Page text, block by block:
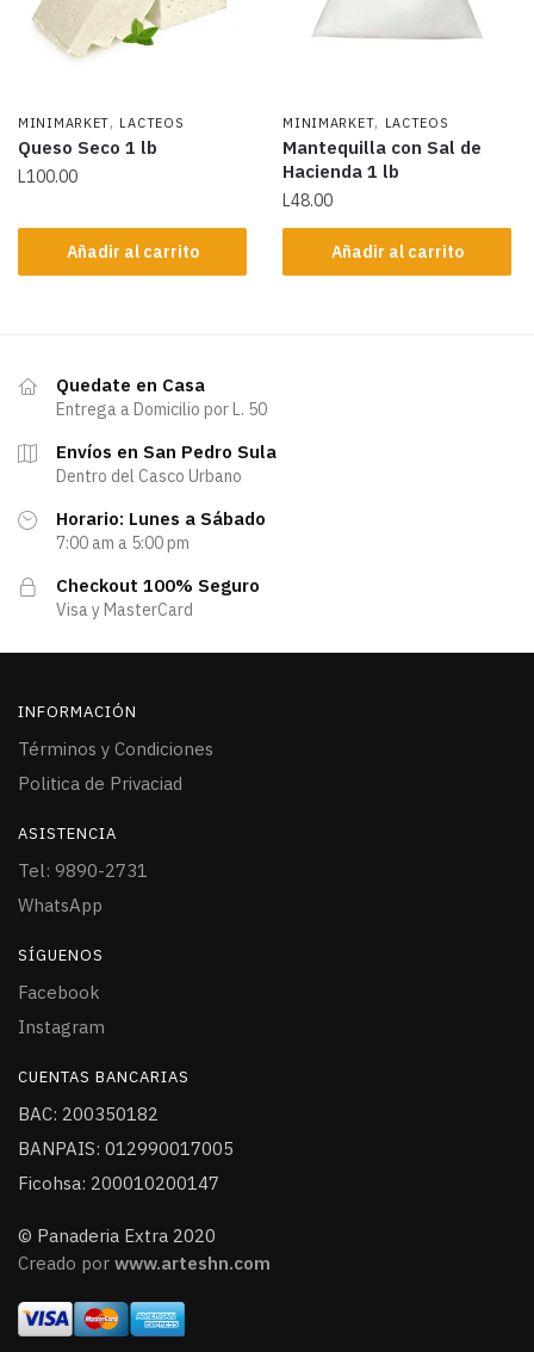
MINIMARKET, LACTEOS
Queso Seco 1 lb
L100.00
Añadir al carrito
MINIMARKET, LACTEOS
Mantequilla con Sal de
Hacienda 1 lb
L48.00
Añadir al carrito
Quedate en Casa
Entrega a Domicilio por L. 50
Envíos en San Pedro Sula
Dentro del Casco Urbano
Horario: Lunes a Sábado
7:00 am a 5:00 pm
Checkout 100% Seguro
Visa y MasterCard
INFORMACIÓN
Términos y Condiciones
Politica de Privaciad
ASISTENCIA
Tel: 9890-2731
WhatsApp
SÍGUENOS
Facebook
Instagram
CUENTAS BANCARIAS
BAC: 200350182
BANPAIS: 012990017005
Ficohsa: 200010200147
© Panaderia Extra 2020
Creado por www.arteshn.com